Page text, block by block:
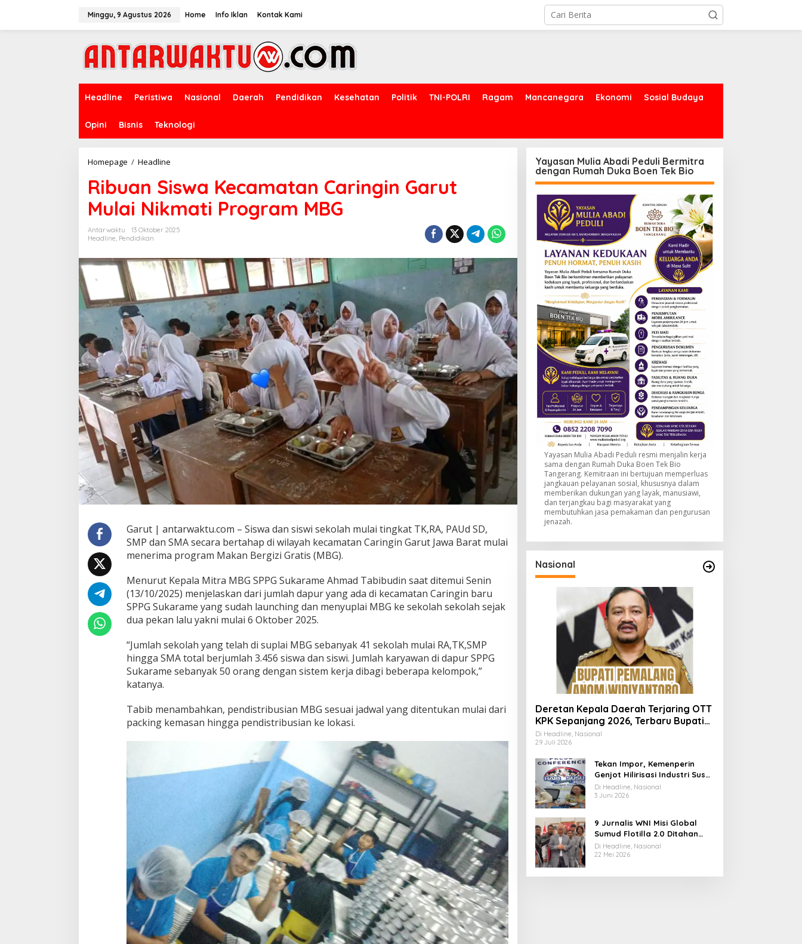
Minggu, 9 Agustus 2026 Home Info Iklan Kontak Kami
Headline Peristiwa Nasional Daerah Pendidikan Kesehatan Politik TNI-POLRI Ragam Mancanegara Ekonomi Sosial Budaya
Opini Bisnis Teknologi
Homepage / Headline
Kecamatan
Caringin
Garut
Mulai
Nikmati
Ribuan Siswa Kecamatan Caringin Garut
Mulai Nikmati Program MBG
Antarwaktu
13 Oktober 2025
Headline, Pendidikan
Garut | antarwaktu.com – Siswa dan siswi sekolah mulai tingkat TK,RA, PAUd SD,
SMP dan SMA secara bertahap di wilayah kecamatan Caringin Garut Jawa Barat mulai
menerima program Makan Bergizi Gratis (MBG).
Menurut Kepala Mitra MBG SPPG Sukarame Ahmad Tabibudin saat ditemui Senin
(13/10/2025) menjelaskan dari jumlah dapur yang ada di kecamatan Caringin baru
SPPG Sukarame yang sudah launching dan menyuplai MBG ke sekolah sekolah sejak
dua pekan lalu yakni mulai 6 Oktober 2025.
“Jumlah sekolah yang telah di suplai MBG sebanyak 41 sekolah mulai RA,TK,SMP
hingga SMA total berjumlah 3.456 siswa dan siswi. Jumlah karyawan di dapur SPPG
Sukarame sebanyak 50 orang dengan sistem kerja dibagi beberapa kelompok,”
katanya.
Tabib menambahkan, pendistribusian MBG sesuai jadwal yang ditentukan mulai dari
packing kemasan hingga pendistribusian ke lokasi.
Yayasan Mulia Abadi Peduli Bermitra
dengan Rumah Duka Boen Tek Bio
Yayasan Mulia Abadi Peduli resmi menjalin kerja
sama dengan Rumah Duka Boen Tek Bio
Tangerang. Kemitraan ini bertujuan memperluas
jangkauan pelayanan sosial, khususnya dalam
memberikan dukungan yang layak, manusiawi,
dan terjangkau bagi masyarakat yang
membutuhkan jasa pemakaman dan pengurusan
jenazah.
Nasional
Deretan Kepala Daerah Terjaring OTT
KPK Sepanjang 2026, Terbaru Bupati
Pemalang Anom Widiyantoro
Di Headline, Nasional
29 Juli 2026
Tekan Impor, Kemenperin
Genjot Hilirisasi Industri Susu
Lewat Momen Hari Susu
Nusantara 2026
Di Headline, Nasional
3 Juni 2026
9 Jurnalis WNI Misi Global
Sumud Flotilla 2.0 Ditahan
Militer Israel, Kini Dibebaskan
dan Dievakuasi ke Istanbul
Di Headline, Nasional
22 Mei 2026